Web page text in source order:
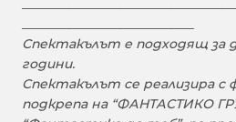
Спектакълът е подходящ за
години.
Спектакълът се реализира с
подкрепа на “ФАНТАСТИКО